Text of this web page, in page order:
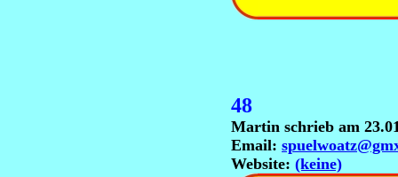
48
Martin schrieb am
Email:
Website: (keine)